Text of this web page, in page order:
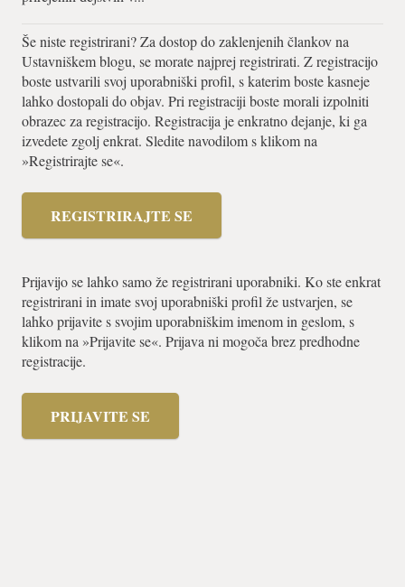
Še niste registrirani? Za dostop do zaklenjenih člankov na
Ustavniškem blogu, se morate najprej registrirati. Z registracijo
boste ustvarili svoj uporabniški profil, s katerim boste kasneje
lahko dostopali do objav. Pri registraciji boste morali izpolniti
obrazec za registracijo. Registracija je enkratno dejanje, ki ga
izvedete zgolj enkrat. Sledite navodilom s klikom na
»Registrirajte se«.
REGISTRIRAJTE SE
Prijavijo se lahko samo že registrirani uporabniki. Ko ste enkrat
registrirani in imate svoj uporabniški profil že ustvarjen, se
lahko prijavite s svojim uporabniškim imenom in geslom, s
klikom na »Prijavite se«. Prijava ni mogoča brez predhodne
registracije.
PRIJAVITE SE